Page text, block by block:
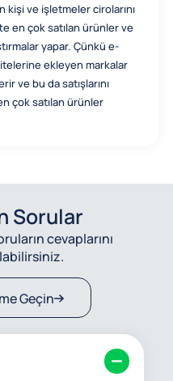
ve işletmeler cirolarını
en çok satılan ürünler ve
yapar. Çünkü e-
ekleyen markalar
ve bu da satışlarını
çok satılan ürünler
Sorular
cevaplarını
Geçin